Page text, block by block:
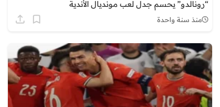
“رونالدو” يحسم جدل لعب مونديال الأندية
منذ سنة واحدة